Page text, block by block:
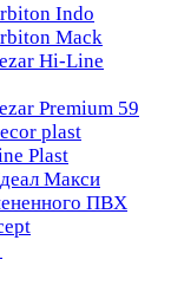
Indo
Mack
Hi-Line
Premium 59
plast
Plast
Макси
ПВХ